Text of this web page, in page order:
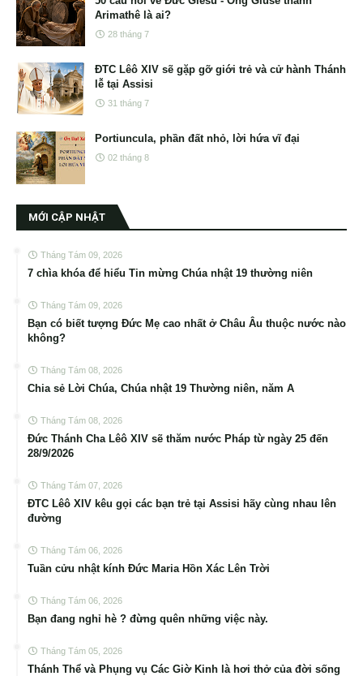
Arimathê là ai?
28 tháng 7
ĐTC Lêô XIV sẽ gặp gỡ giới trẻ và cử hành Thánh
lễ tại Assisi
31 tháng 7
Portiuncula, phần đất nhỏ, lời hứa vĩ đại
02 tháng 8
MỚI CẬP NHẬT
Tháng Tám 09, 2026
7 chìa khóa để hiểu Tin mừng Chúa nhật 19 thường niên
Tháng Tám 09, 2026
Bạn có biết tượng Đức Mẹ cao nhất ở Châu Âu thuộc nước nào
không?
Tháng Tám 08, 2026
Chia sẻ Lời Chúa, Chúa nhật 19 Thường niên, năm A
Tháng Tám 08, 2026
Đức Thánh Cha Lêô XIV sẽ thăm nước Pháp từ ngày 25 đến
28/9/2026
Tháng Tám 07, 2026
ĐTC Lêô XIV kêu gọi các bạn trẻ tại Assisi hãy cùng nhau lên
đường
Tháng Tám 06, 2026
Tuần cửu nhật kính Đức Maria Hồn Xác Lên Trời
Tháng Tám 06, 2026
Bạn đang nghỉ hè ? đừng quên những việc này.
Tháng Tám 05, 2026
Thánh Thể và Phụng vụ Các Giờ Kinh là hơi thở của đời sống